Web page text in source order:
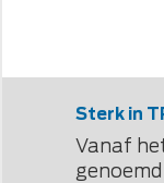
Sterk in
Vanaf